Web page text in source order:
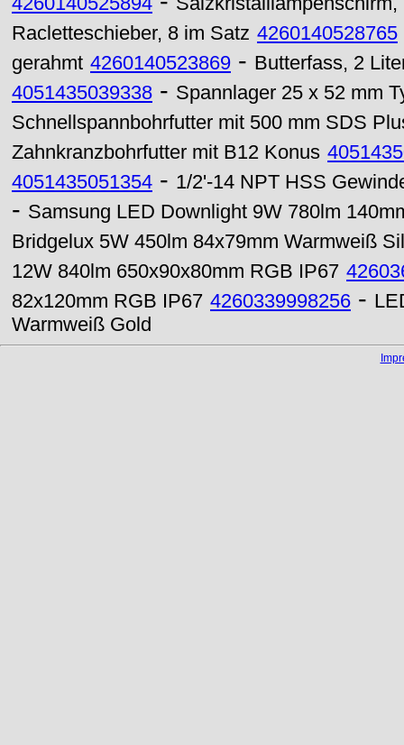
Racletteschieber, 8 im Satz 4260140528765
gerahmt 4260140523869 - Butterfass, 2
4051435039338 - Spannlager 25 x 52 mm
Schnellspannbohrfutter mit 500 mm SDS
Zahnkranzbohrfutter mit B12 Konus
4051435051354 - 1/2'-14 NPT HSS
- Samsung LED Downlight 9W 780lm
Bridgelux 5W 450lm 84x79mm Warmweiß
12W 840lm 650x90x80mm RGB IP67
82x120mm RGB IP67 4260339998256 -
Warmweiß Gold